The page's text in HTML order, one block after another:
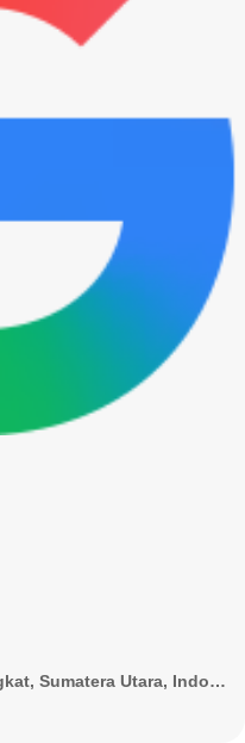
Polres Langkat · Kabupaten Langkat, Sumatera Utara, Indonesia